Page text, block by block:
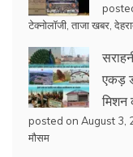
टेक्नोलॉजी ताजा खबर
एकड़
मिशन
posted on August 3,
मौसम